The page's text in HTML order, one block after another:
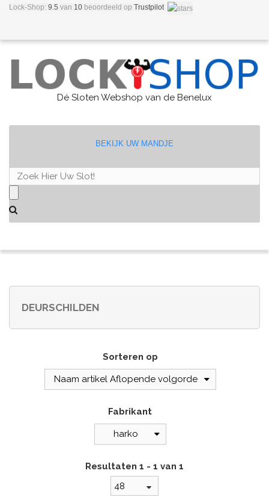
Lock-Shop: 9.5 van 10 beoordeeld op Trustpilot
Dé Sloten Webshop van de Benelux
BEKIJK UW MANDJE
DEURSCHILDEN
Sorteren op
Naam artikel Aflopende volgorde
Fabrikant
harko
Resultaten 1 - 1 van 1
48